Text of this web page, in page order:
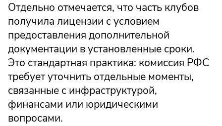
Отдельно отмечается, что часть клубов
получила лицензии с условием
предоставления дополнительной
документации в установленные сроки.
Это стандартная практика: комиссия РФС
требует уточнить отдельные моменты,
связанные с инфраструктурой,
финансами или юридическими
вопросами.